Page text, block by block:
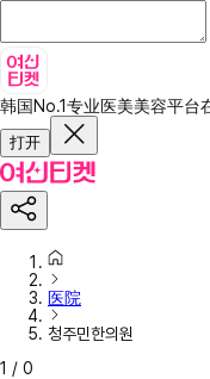
韩国No.1专业医美美容平台
打开
医院
청주민한의원
1 / 0